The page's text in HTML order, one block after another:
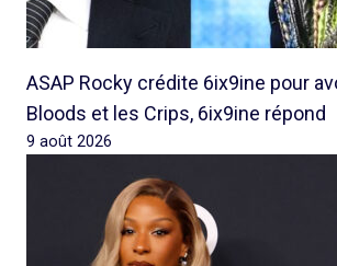
ASAP Rocky crédite 6ix9ine pour
Bloods et les Crips, 6ix9ine répond
9 août 2026